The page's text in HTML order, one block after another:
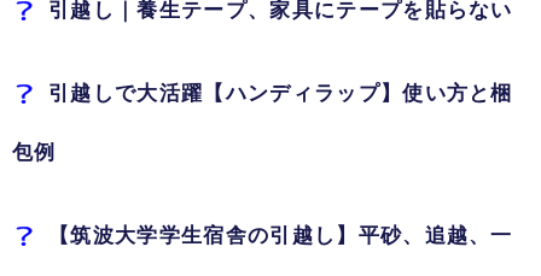
引越し｜養生テープ、家具にテープを貼らない
引越しで大活躍【ハンディラップ】使い方と梱
包例
【筑波大学学生宿舎の引越し】平砂、追越、一